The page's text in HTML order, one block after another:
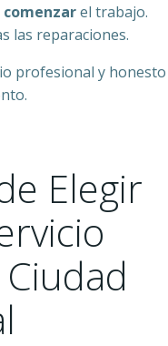
el trabajo.
las reparaciones.
profesional y honesto
Elegir